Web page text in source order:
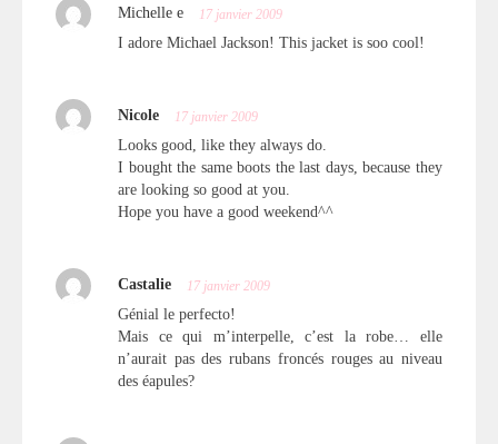
Michelle e 17 janvier 2009
I adore Michael Jackson! This jacket is soo cool!
Nicole 17 janvier 2009
Looks good, like they always do.
I bought the same boots the last days, because they
are looking so good at you.
Hope you have a good weekend^^
Castalie 17 janvier 2009
Génial le perfecto!
Mais ce qui m’interpelle, c’est la robe… elle
n’aurait pas des rubans froncés rouges au niveau
des éapules?